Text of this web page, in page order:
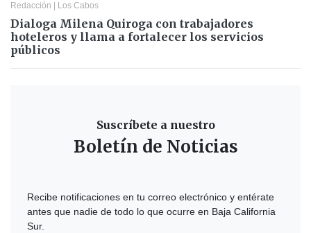
Redacción Los Cabos
Dialoga Milena Quiroga con trabajadores
hoteleros y llama a fortalecer los servicios
públicos
Suscríbete a nuestro
Boletín de Noticias
Recibe notificaciones en tu correo electrónico y entérate
antes que nadie de todo lo que ocurre en Baja California
Sur.